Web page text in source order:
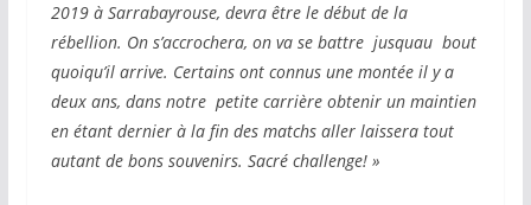
2019 à Sarrabayrouse, devra être le début de la
rébellion. On s’accrochera, on va se battre jusquau bout
quoiqu’il arrive. Certains ont connus une montée il y a
deux ans, dans notre petite carrière obtenir un maintien
en étant dernier à la fin des matchs aller laissera tout
autant de bons souvenirs. Sacré challenge! »